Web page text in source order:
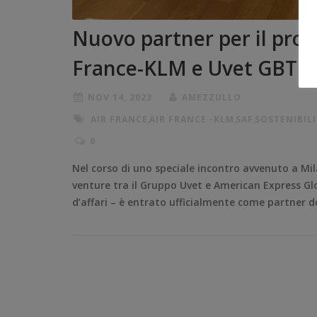
Nuovo partner per il
France-KLM e Uvet GBT
Nel corso di uno speciale incontro avvenuto a
venture tra il Gruppo Uvet e American Express
d’affari – è entrato ufficialmente come partner